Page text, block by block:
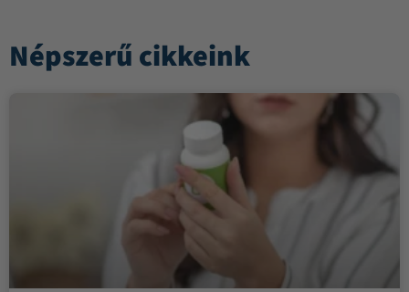
Népszerű cikkeink